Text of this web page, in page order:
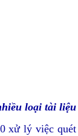
loại tài
xử lý việc